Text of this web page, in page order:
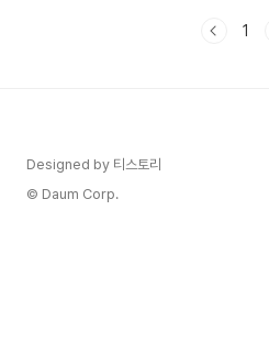
목에 대하여 좋은 성적이 나오는 이유를 좀
1
Designed by 티스토리
© Daum Corp.